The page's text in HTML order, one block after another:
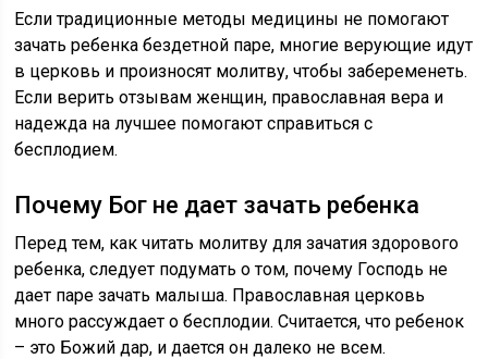
Если традиционные методы медицины не помогают
зачать ребенка бездетной паре, многие верующие идут
в церковь и произносят молитву, чтобы забеременеть.
Если верить отзывам женщин, православная вера и
надежда на лучшее помогают справиться с
бесплодием.
Почему Бог не дает зачать ребенка
Перед тем, как читать молитву для зачатия здорового
ребенка, следует подумать о том, почему Господь не
дает паре зачать малыша. Православная церковь
много рассуждает о бесплодии. Считается, что ребенок
– это Божий дар, и дается он далеко не всем.